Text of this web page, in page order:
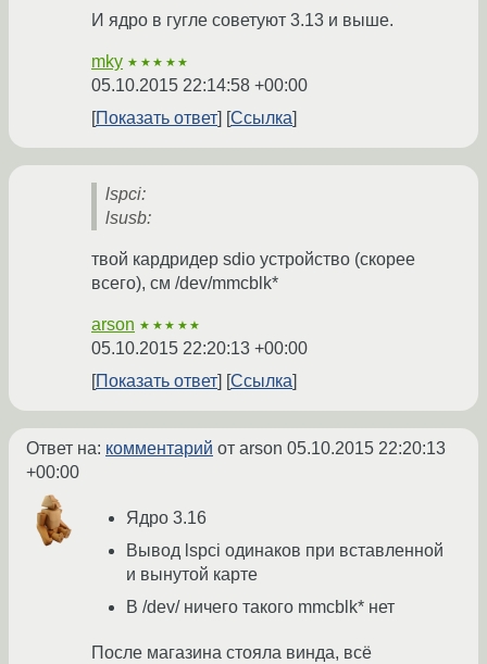
И ядро в гугле советуют 3.13 и выше.
mky ★★★★★
05.10.2015 22:14:58 +00:00
Показать ответ
Ссылка
lspci:
lsusb:
твой кардридер sdio устройство (скорее
всего), см /dev/mmcblk*
arson ★★★★★
05.10.2015 22:20:13 +00:00
Показать ответ
Ссылка
Ответ на: комментарий от arson 05.10.2015 22:20:13
+00:00
Ядро 3.16
Вывод lspci одинаков при вставленной
и вынутой карте
В /dev/ ничего такого mmcblk* нет
После магазина стояла винда, всё